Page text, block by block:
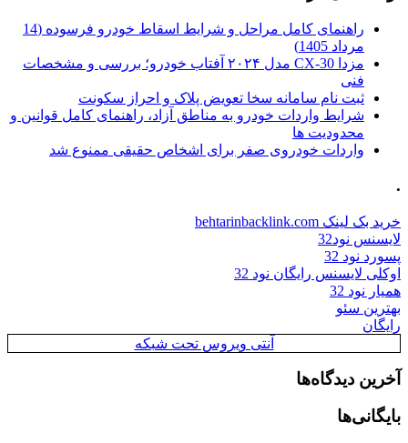
راهنمای کامل مراحل و شرایط اسقاط خودرو فرسوده (14
مرداد 1405)
مزدا CX-30 مدل ۲۰۲۴ آفتاب خودرو؛ بررسی و مشخصات
فنی
ثبت نام سامانه سخا تعویض پلاک و احراز سکونت
شرایط واردات خودرو به مناطق آزاد، راهنمای کامل قوانین و
محدودیت ها
واردات خودروی صفر برای اشخاص حقیقی ممنوع شد
.
خرید بک لینک behtarinbacklink.com
لایسنس نود32
پسورد نود 32
اوکلی لایسنس رایگان نود 32
همیار نود 32
بهترین سئو
رایگان
آنتی ویروس تحت شبکه
آخرین دیدگاه‌ها
بایگانی‌ها